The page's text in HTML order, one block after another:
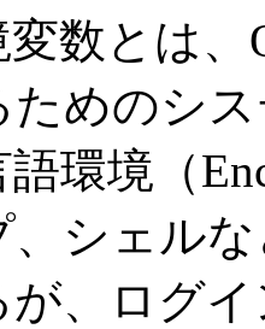
数とは、
ためのシ
語環境（
、シェル
が、ログ